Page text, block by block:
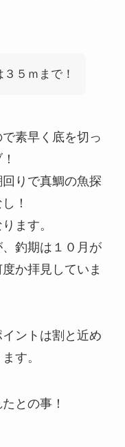
５ｍまで！
素早く底を切っ
りで真鯛の魚探
！
ます。
釣期は１０月が
か拝見していま
ントは割と近め
す。
との事！